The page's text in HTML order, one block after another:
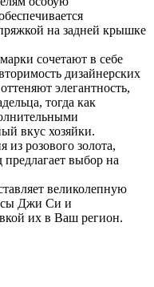
на задней крышке
сочетают в себе
дизайнерских
элегантность,
тогда как
вкус хозяйки.
розового золота,
выбор на
великолепную
Джи Си и
их в Ваш регион.